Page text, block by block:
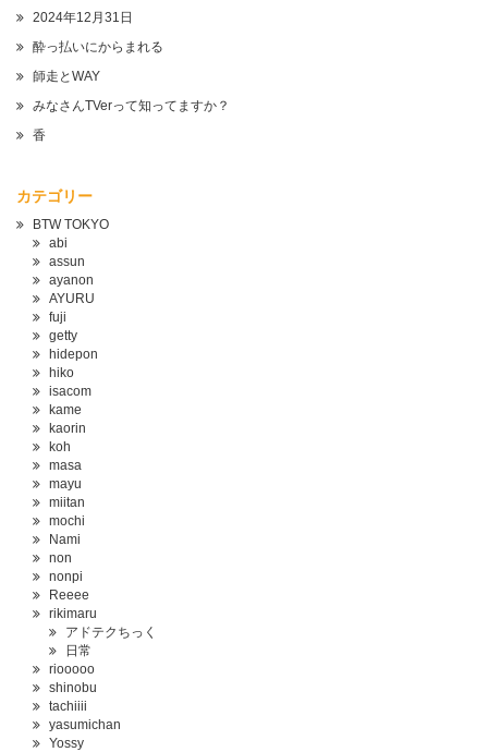
2024年12月31日
酔っ払いにからまれる
師走とWAY
みなさんTVerって知ってますか？
香
カテゴリー
BTW TOKYO
abi
assun
ayanon
AYURU
fuji
getty
hidepon
hiko
isacom
kame
kaorin
koh
masa
mayu
miitan
mochi
Nami
non
nonpi
Reeee
rikimaru
アドテクちっく
日常
riooooo
shinobu
tachiiii
yasumichan
Yossy